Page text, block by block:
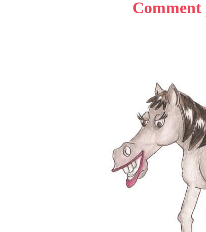
Comment